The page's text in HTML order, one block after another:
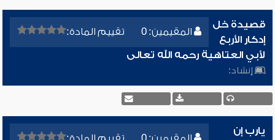
المقيمين: 0 تقييم المادة:
قصيدة خل
إدكار الأربع
لأبي العتاهية رحمه الله تعالى
إنشاد:
يارب إن